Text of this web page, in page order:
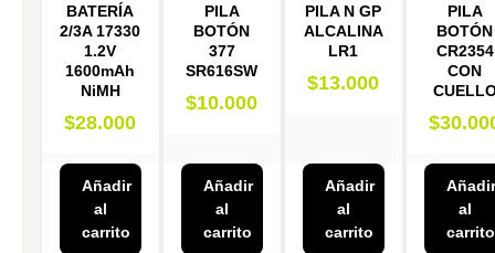
BATERÍA
2/3A 17330
1.2V
1600mAh
NiMH
$28.000
Añadir
al
carrito
PILA
BOTÓN
377
SR616SW
$10.000
Añadir
al
carrito
PILA N GP
ALCALINA
LR1
$13.000
Añadir
al
carrito
PILA
BOTÓN
CR2354
CON
$
Añadir
al
carrito